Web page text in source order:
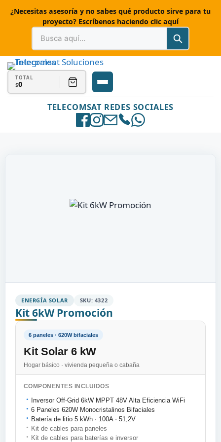
¿Necesitas asesoría y no sabes qué producto sirve para tu
proyecto? Escríbenos haciendo clic aquí
TELECOMSAT REDES SOCIALES
TOTAL
$0
ENERGÍA SOLAR SKU: 4322
Kit 6kW Promoción
6 paneles · 620W bifaciales
Kit Solar 6 kW
Hogar básico · vivienda pequeña o cabaña
COMPONENTES INCLUIDOS
● Inversor Off-Grid 6kW MPPT 48V Alta Eficiencia WiFi
● 6 Paneles 620W Monocristalinos Bifaciales
● Batería de litio 5 kWh · 100A · 51,2V
● Kit de cables para paneles
● Kit de cables para baterías e inversor